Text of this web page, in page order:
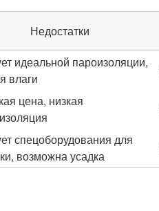
Недостатки
идеальной пароизоляции,
влаги
цена, низкая
спецоборудования для
возможна усадка